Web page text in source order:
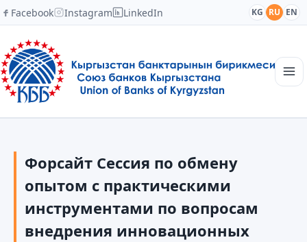
Facebook Instagram LinkedIn KG RU EN
Новости
Академия
Члены и партнеры
Сотрудничество
Контакты
Форсайт Сессия по обмену
опытом с практическими
инструментами по вопросам
внедрения инновационных